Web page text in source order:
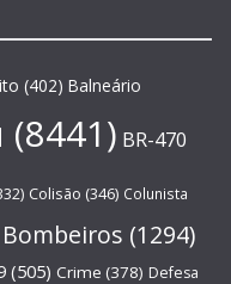
(402) Balneário
(8441) BR-470
Colisão (346) Colunista
(1294)
(505) Crime (378) Defesa